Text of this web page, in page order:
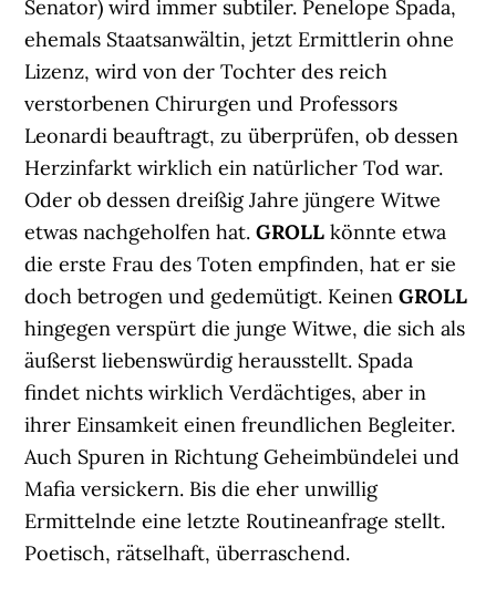
Senator) wird immer subtiler. Penelope Spada,
ehemals Staatsanwältin, jetzt Ermittlerin ohne
Lizenz, wird von der Tochter des reich
verstorbenen Chirurgen und Professors
Leonardi beauftragt, zu überprüfen, ob dessen
Herzinfarkt wirklich ein natürlicher Tod war.
Oder ob dessen dreißig Jahre jüngere Witwe
etwas nachgeholfen hat.GROLLkönnte etwa
die erste Frau des Toten empfinden, hat er sie
doch betrogen und gedemütigt. KeinenGROLL
hingegen verspürt die junge Witwe, die sich als
äußerst liebenswürdig herausstellt. Spada
findet nichts wirklich Verdächtiges, aber in
ihrer Einsamkeit einen freundlichen Begleiter.
Auch Spuren in Richtung Geheimbündelei und
Mafia versickern. Bis die eher unwillig
Ermittelnde eine letzte Routineanfrage stellt.
Poetisch, rätselhaft, überraschend.